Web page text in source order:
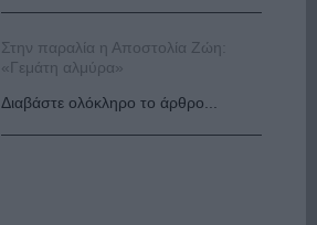
Στην παραλία η Αποστολία Ζώη:
«Γεμάτη αλμύρα»
Διαβάστε ολόκληρο το άρθρο...